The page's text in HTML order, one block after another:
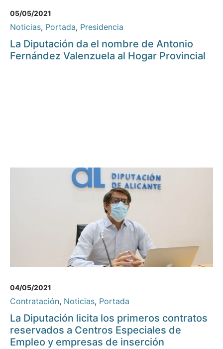
05/05/2021
Noticias, Portada, Presidencia
La Diputación da el nombre de Antonio
Fernández Valenzuela al Hogar Provincial
04/05/2021
Contratación, Noticias, Portada
La Diputación licita los primeros contratos
reservados a Centros Especiales de
Empleo y empresas de inserción